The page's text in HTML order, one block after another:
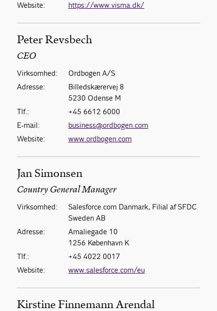
Website:
https://www.visma.dk/
Peter Revsbech
CEO
Virksomhed:
Ordbogen A/S
Adresse:
Billedskærervej 8
5230 Odense M
Tlf.:
+45 6612 6000
E-mail:
business@ordbogen.com
Website:
www.ordbogen.com
Jan Simonsen
Country General Manager
Virksomhed:
Salesforce.com Danmark, Filial af SFDC
Sweden AB
Adresse:
Amaliegade 10
1256 København K
Tlf.:
+45 4022 0017
Website:
www.salesforce.com/eu
Kirstine Finnemann Arendal